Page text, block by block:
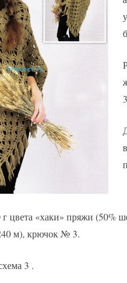
г цвета «хаки» пряжи (50%
м), крючок № 3.
3 .